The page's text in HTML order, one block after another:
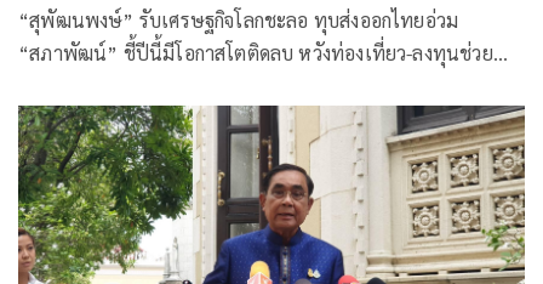
“สุพัฒนพงษ์” รับเศรษฐกิจโลกชะลอ ทุบส่งออกไทยอ่วม
“สภาพัฒน์” ชี้ปีนี้มีโอกาสโตติดลบ หวังท่องเที่ยว-ลงทุนช่วย